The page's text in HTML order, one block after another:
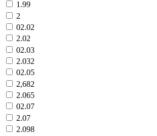
1.99
2
02.02
2.02
02.03
2.032
02.05
2,682
2.065
02.07
2.07
2.098